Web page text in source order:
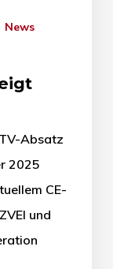
News
Absatz
2025
CE-
und